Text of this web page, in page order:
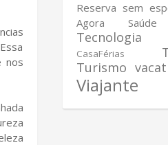
nos
Reserva sem
Agora
Saúde
Tecnologia
CasaFérias
Turismo
Viajante